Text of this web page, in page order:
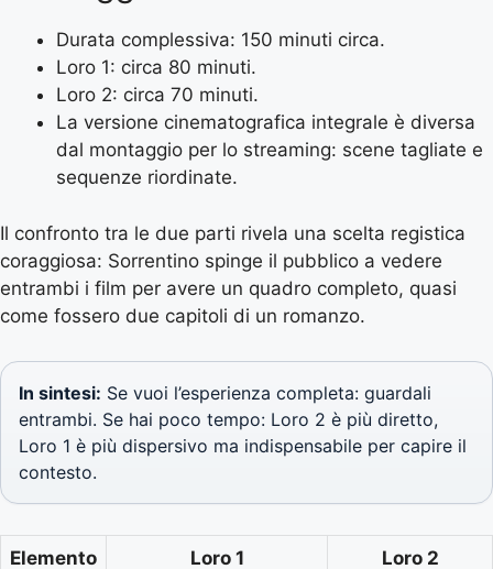
Durata complessiva: 150 minuti circa.
Loro 1: circa 80 minuti.
Loro 2: circa 70 minuti.
La versione cinematografica integrale è diversa
dal montaggio per lo streaming: scene tagliate e
sequenze riordinate.
Il confronto tra le due parti rivela una scelta registica
coraggiosa: Sorrentino spinge il pubblico a vedere
entrambi i film per avere un quadro completo, quasi
come fossero due capitoli di un romanzo.
In sintesi: Se vuoi l’esperienza completa: guardali
entrambi. Se hai poco tempo: Loro 2 è più diretto,
Loro 1 è più dispersivo ma indispensabile per capire il
contesto.
Elemento Loro 1 Loro 2